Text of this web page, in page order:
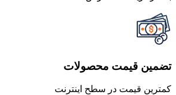
تضمین قیمت محصولات
کمترین قیمت در سطح اینترنت